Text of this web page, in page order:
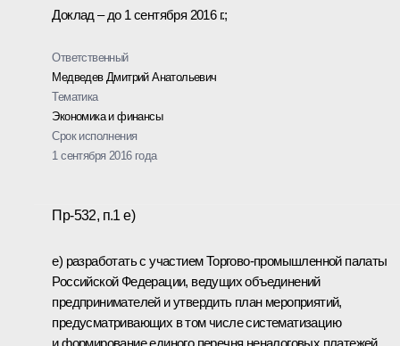
Доклад – до 1 сентября 2016 г.;
Ответственный
Медведев Дмитрий Анатольевич
Тематика
Экономика и финансы
Срок исполнения
1 сентября 2016 года
Пр-532, п.1 е)
е) разработать с участием Торгово-промышленной палаты
Российской Федерации, ведущих объединений
предпринимателей и утвердить план мероприятий,
предусматривающих в том числе систематизацию
и формирование единого перечня неналоговых платежей,